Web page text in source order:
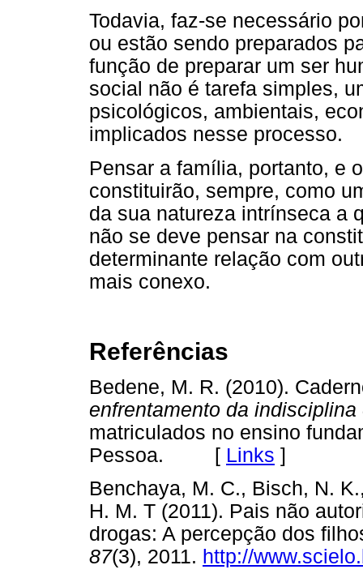
Todavia, faz-se necessário
ou estão sendo preparados
função de preparar um ser
social não é tarefa simples,
psicológicos, ambientais,
implicados nesse processo.
Pensar a família, portanto, e
constituirão, sempre, como
da sua natureza intrínseca a
não se deve pensar na
determinante relação com
mais conexo.
Referências
Bedene, M. R. (2010).
enfrentamento da
matriculados no ensino
Pessoa. [ Links ]
Benchaya, M. C., Bisch, N.
H. M. T (2011). Pais não
drogas: A percepção dos
87(3), 2011. http://